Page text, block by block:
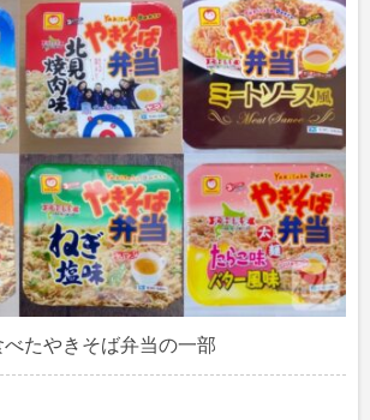
べたやきそば弁当の一部